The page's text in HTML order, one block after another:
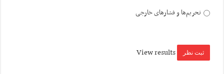
تحریم‌ها و فشارهای خارجی
View results